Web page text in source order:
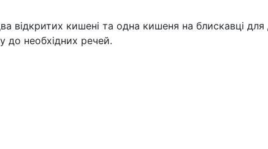
відкритих кишені та одна кишеня на блискавці
до необхідних речей.